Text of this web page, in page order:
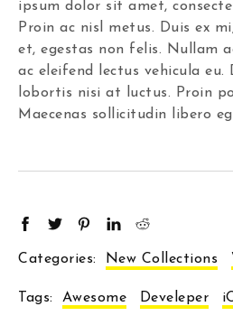
ipsum dolor sit amet,
Proin ac nisl metus. Duis ex
et, egestas non felis. Nullam
ac eleifend lectus vehicula eu.
lobortis nisi at luctus. Proin
Maecenas sollicitudin libero
Categories: New Collections
Tags: Awesome Develeper